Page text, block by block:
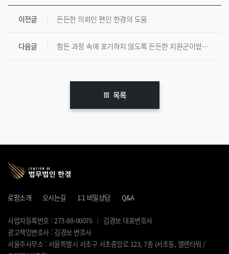
이전글 든든한 의뢰인 편인 한경의 도움
다음글 힘든 과정 속에 포기하지 않도록 든든한 지원군이었던_법무법인한경
목록
로펌소개 오시는길 1:1 비밀상담 Q&A
사업자등록번호 : 273-88-00076
김경보 대표변호사
광고책임변호사 : 김경보 변호사
서울주사무소 : 서울특별시 서초구 서초중앙로 123, 7층 (서초동, 엘렌타워 /